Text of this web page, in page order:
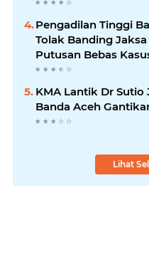
Pengadilan Tinggi
Tolak Banding
Putusan Bebas
Wastafel
KMA Lantik Dr Sutio
Banda Aceh
Lihat